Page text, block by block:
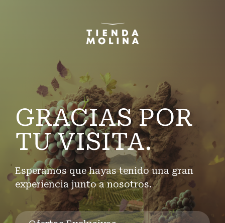
GRACIAS POR
TU VISITA.
Esperamos que hayas tenido una gran
experiencia junto a nosotros.